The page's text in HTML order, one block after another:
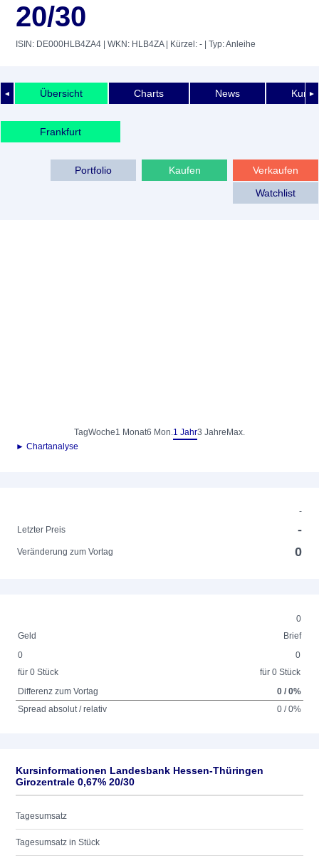
20/30
ISIN: DE000HLB4ZA4 | WKN: HLB4ZA| Kürzel: - | Typ: Anleihe
◄ ►
Übersicht Charts News
Frankfurt
Verkaufen
Kaufen
Portfolio
Watchlist
TagWoche1 Monat6 Mon.1 Jahr3 Jahre Max.
► Chartanalyse
-
Letzter Preis
-
Veränderung zum Vortag 0
0
Geld
Brief
0
für 0 Stück
0
für 0 Stück
Differenz zum Vortag
0 / 0%
Spread absolut / relativ
0 / 0%
Kursinformationen Landesbank Hessen-Thüringen
Girozentrale 0,67% 20/30
Tagesumsatz
Tagesumsatz in Stück